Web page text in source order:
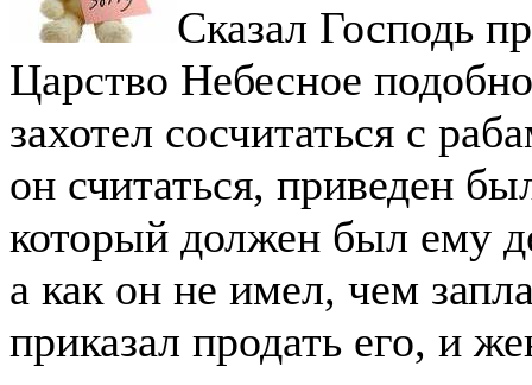
Сказал Господь
Царство Небесное
захотел сосчитаться с
он считаться, приведен
который должен был ему
а как он не имел, чем
приказал продать его, и